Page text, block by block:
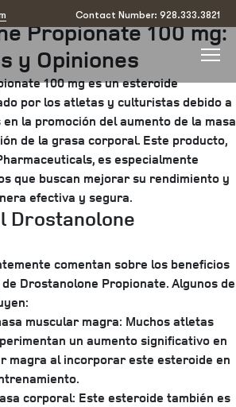
Contact Number: 928.333.3821
Propionate 100 mg:
y Opiniones
100 mg es un esteroide
por los atletas y culturistas debido a
la promoción del aumento de la masa
de la grasa corporal. Este producto,
es especialmente
que buscan mejorar su rendimiento y
efectiva y segura.
Drostanolone
comentan sobre los beneficios
Drostanolone Propionate. Algunos de
muscular magra: Muchos atletas
un aumento significativo en
magra al incorporar este esteroide en
corporal: Este esteroide también es